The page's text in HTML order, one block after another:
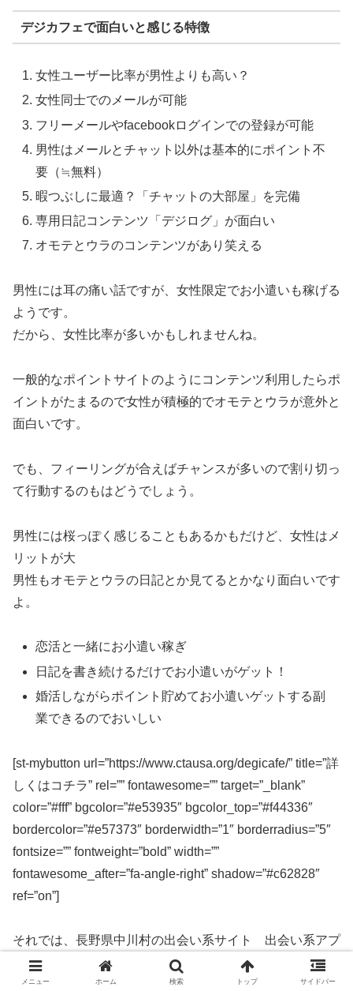
デジカフェで面白いと感じる特徴
女性ユーザー比率が男性よりも高い？
女性同士でのメールが可能
フリーメールやfacebookログインでの登録が可能
男性はメールとチャット以外は基本的にポイント不
要（≒無料）
暇つぶしに最適？「チャットの大部屋」を完備
専用日記コンテンツ「デジログ」が面白い
オモテとウラのコンテンツがあり笑える
男性には耳の痛い話ですが、女性限定でお小遣いも稼げる
ようです。
だから、女性比率が多いかもしれませんね。
一般的なポイントサイトのようにコンテンツ利用したらポ
イントがたまるので女性が積極的でオモテとウラが意外と
面白いです。
でも、フィーリングが合えばチャンスが多いので割り切っ
て行動するのもはどうでしょう。
男性には桜っぽく感じることもあるかもだけど、女性はメ
リットが大
男性もオモテとウラの日記とか見てるとかなり面白いです
よ。
恋活と一緒にお小遣い稼ぎ
日記を書き続けるだけでお小遣いがゲット！
婚活しながらポイント貯めてお小遣いゲットする副
業できるのでおいしい
[st-mybutton url=”https://www.ctausa.org/degicafe/” title=”詳
しくはコチラ” rel=”” fontawesome=”” target=”_blank”
color=”#fff” bgcolor=”#e53935″ bgcolor_top=”#f44336″
bordercolor=”#e57373″ borderwidth=”1″ borderradius=”5″
fontsize=”” fontweight=”bold” width=””
fontawesome_after=”fa-angle-right” shadow=”#c62828″
ref=”on”]
それでは、長野県中川村の出会い系サイト 出会い系アプ
リを実際に使ってみた感想などを解説します。
メニュー ホーム 検索 トップ サイドバー